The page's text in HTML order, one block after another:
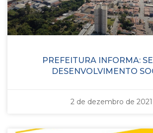
PREFEITURA INFORMA:
DESENVOLVIMENTO
2 de dezembro de 2021